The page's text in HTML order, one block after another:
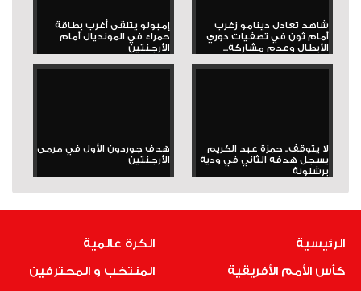
شاهد تعادل دينامو زغرب
أمام ثون في تصفيات دوري
الأبطال وعدم مشاركة...
إمبولو يتلقى أغرب بطاقة
حمراء في المونديال أمام
الأرجنتين
لا يتوقف.. حمزة عبد الكريم
يسجل هدفه الثاني في ودية
برشلونة
هدف جوردون الأول في مرمى
الأرجنتين
الرئيسية
كأس الأمم الأفريقية
الكرة عالمية
المنتخب و المحترفين